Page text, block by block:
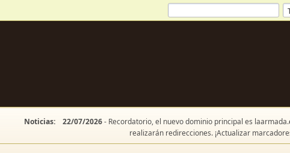
Noticias: 22/07/2026- Recordatorio, el nuevo dominio principal es laarmada.
realizarán redirecciones. ¡Actualizar